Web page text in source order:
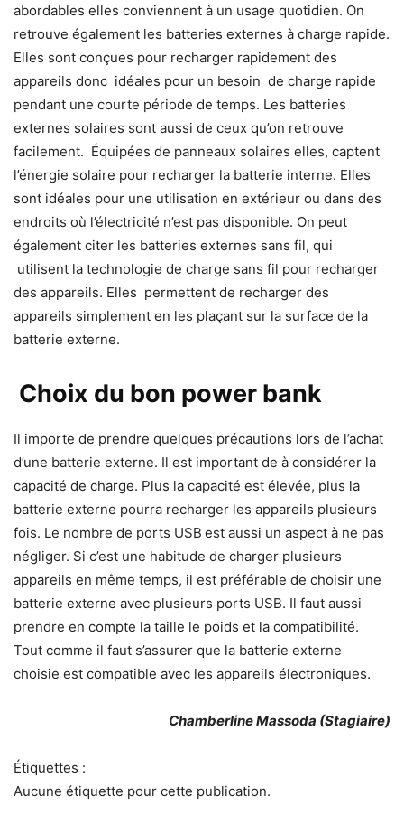
abordables elles conviennent à un usage quotidien. On
retrouve également les batteries externes à charge rapide.
Elles sont conçues pour recharger rapidement des
appareils donc idéales pour un besoin de charge rapide
pendant une courte période de temps. Les batteries
externes solaires sont aussi de ceux qu’on retrouve
facilement. Équipées de panneaux solaires elles, captent
l’énergie solaire pour recharger la batterie interne. Elles
sont idéales pour une utilisation en extérieur ou dans des
endroits où l’électricité n’est pas disponible. On peut
également citer les batteries externes sans fil, qui
utilisent la technologie de charge sans fil pour recharger
des appareils. Elles permettent de recharger des
appareils simplement en les plaçant sur la surface de la
batterie externe.
Choix du bon power bank
Il importe de prendre quelques précautions lors de l’achat
d’une batterie externe. Il est important de à considérer la
capacité de charge. Plus la capacité est élevée, plus la
batterie externe pourra recharger les appareils plusieurs
fois. Le nombre de ports USB est aussi un aspect à ne pas
négliger. Si c’est une habitude de charger plusieurs
appareils en même temps, il est préférable de choisir une
batterie externe avec plusieurs ports USB. Il faut aussi
prendre en compte la taille le poids et la compatibilité.
Tout comme il faut s’assurer que la batterie externe
choisie est compatible avec les appareils électroniques.
Chamberline Massoda (Stagiaire)
Étiquettes :
Aucune étiquette pour cette publication.